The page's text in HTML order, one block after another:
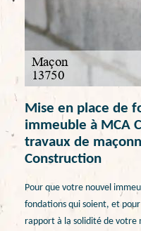
Mise en place de
immeuble à MCA
travaux de
Construction
Pour que votre nouvel
fondations qui soient, et pour
rapport à la solidité de votre